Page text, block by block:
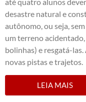
desastre natural e
autônomo, ou seja,
um terreno
bolinhas) e resgatá-
novas pistas e trajetos.
LEIA MAIS